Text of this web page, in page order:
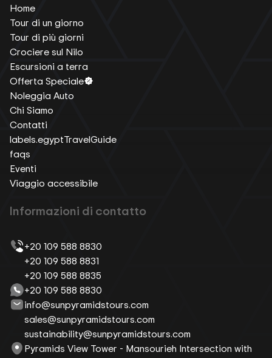
Home
Tour di un giorno
Tour di più giorni
Crociere sul Nilo
Escursioni a terra
Offerta Speciale
Noleggia Auto
Chi Siamo
Contatti
labels.egyptTravelGuide
faqs
Eventi
Viaggio accessibile
Informazioni di contatto
+20 109 588 8830
+20 109 588 8831
+20 109 588 8835
+20 109 588 8830
info@sunpyramidstours.com
sales@sunpyramidstours.com
sustainability@sunpyramidstours.com
Pyramids View Tower - Mansourieh Intersection with